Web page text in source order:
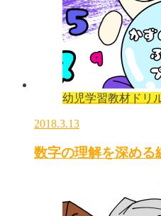
幼児学習教材ドリ
2018.3.13
数字の理解を深める